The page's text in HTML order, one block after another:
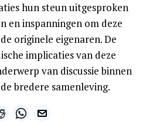
hun steun uitgesproken
en inspanningen om deze
originele eigenaren. De
implicaties van deze
van discussie binnen
bredere samenleving.